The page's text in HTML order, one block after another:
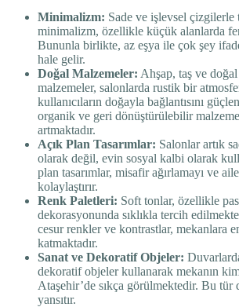
Minimalizm: Sade ve işlevsel çizgilerle
minimalizm, özellikle küçük alanlarda
Bununla birlikte, az eşya ile çok şey
hale gelir.
Doğal Malzemeler: Ahşap, taş ve
malzemeler, salonlarda rustik bir
kullanıcıların doğayla bağlantısını
organik ve geri dönüştürülebilir
artmaktadır.
Açık Plan Tasarımlar: Salonlar artık
olarak değil, evin sosyal kalbi olarak
plan tasarımlar, misafir ağırlamayı ve
kolaylaştırır.
Renk Paletleri: Soft tonlar, özellikle
dekorasyonunda sıklıkla tercih
cesur renkler ve kontrastlar, mekanlara
katmaktadır.
Sanat ve Dekoratif Objeler:
dekoratif objeler kullanarak mekanın
Ataşehir’de sıkça görülmektedir. Bu tür
yansıtır.